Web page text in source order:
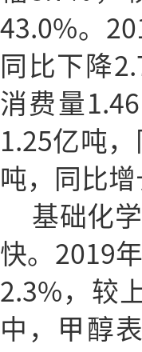
43.0%。
同比下降
消费量
1.25亿吨
吨，同比增
基础化
快。2019
2.3%，较
中，甲醇